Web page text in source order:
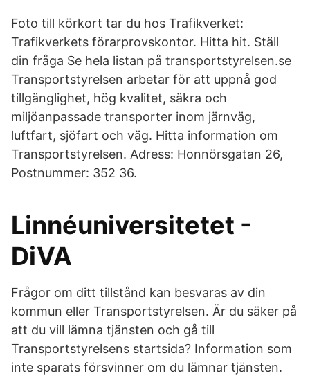
Foto till körkort tar du hos Trafikverket:
Trafikverkets förarprovskontor. Hitta hit. Ställ
din fråga Se hela listan på transportstyrelsen.se
Transportstyrelsen arbetar för att uppnå god
tillgänglighet, hög kvalitet, säkra och
miljöanpassade transporter inom järnväg,
luftfart, sjöfart och väg. Hitta information om
Transportstyrelsen. Adress: Honnörsgatan 26,
Postnummer: 352 36.
Linnéuniversitetet -
DiVA
Frågor om ditt tillstånd kan besvaras av din
kommun eller Transportstyrelsen. Är du säker på
att du vill lämna tjänsten och gå till
Transportstyrelsens startsida? Information som
inte sparats försvinner om du lämnar tjänsten.